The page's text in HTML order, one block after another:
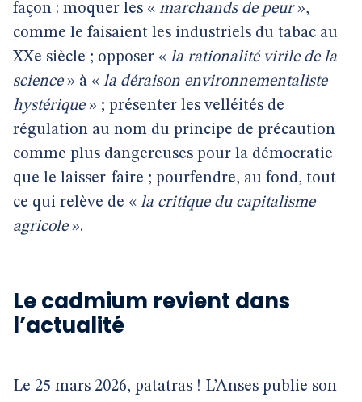
façon : moquer les « marchands de peur»,
comme le faisaient les industriels du tabac au
XXe siècle ; opposer « la rationalité virile de la
science» à « la déraison environnementaliste
hystérique» ; présenter les velléités de
régulation au nom du principe de précaution
comme plus dangereuses pour la démocratie
que le laisser-faire ; pourfendre, au fond, tout
ce qui relève de « la critique du capitalisme
agricole».
Le cadmium revient dans
l’actualité
Le 25 mars 2026, patatras ! L’Anses publie son